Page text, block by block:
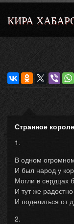
КИРА
Странное
1.
В одном
И был народ у
Могли в сердцах
И тут же
И поделиться от
2.